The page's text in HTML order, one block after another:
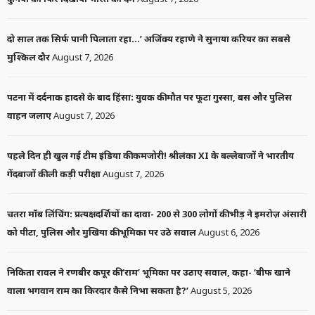
दो साल तक सिर्फ पानी पिलाता रहा…’ अजिंक्य रहाणे ने सुनाया करियर का सबसे
मुश्किल दौरAugust 7, 2026
पटना में दर्दनाक हादसे के बाद हिंसा: युवक की मौत पर फूटा गुस्सा, बस और पुलिस
वाहन जलाएAugust 7, 2026
पहले दिन ही खुल गई टीम इंडिया की कमजोरी! श्रीलंका XI के बल्लेबाजों ने भारतीय
गेंदबाजों की ली कड़ी परीक्षाAugust 7, 2026
चतरा मॉब लिंचिंग: प्रत्यक्षदर्शियों का दावा- 200 से 300 लोगों की भीड़ ने इमरोज़ अंसारी
को पीटा, पुलिस और मुखिया की भूमिका पर उठे सवालAugust 6, 2026
निकिता रावल ने रणबीर कपूर की ‘राम’ भूमिका पर उठाए सवाल, कहा- ‘बीफ खाने
वाला भगवान राम का किरदार कैसे निभा सकता है?’August 5, 2026